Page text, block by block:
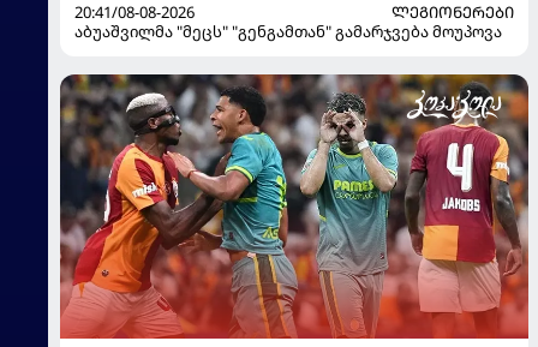
20:41/08-08-2026
ᲚᲔᲒᲘᲝᲜᲔᲠᲔᲑᲘ
აბუაშვილმა "მეცს" "გენგამთან" გამარჯვება მოუპოვა